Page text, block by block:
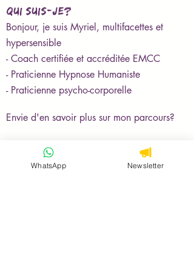
QUI SUIS-JE?
Bonjour, je suis Myriel, multifacettes et
hypersensible
- Coach certifiée et accréditée EMCC
- Praticienne Hypnose Humaniste
- Praticienne psycho-corporelle
Envie d'en savoir plus sur mon parcours?
WhatsApp Newsletter